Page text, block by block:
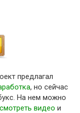
предлагал
, но сейчас
На нем можно
смотреть видео и